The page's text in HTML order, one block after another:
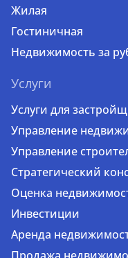
Жилая
Гостиничная
Недвижимость за
Услуги
Услуги для
Управление
Управление
Стратегический
Оценка
Инвестиции
Аренда